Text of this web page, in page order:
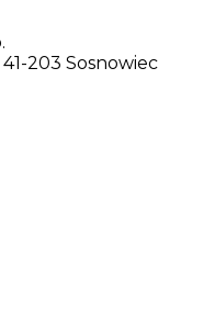
203 Sosnowiec